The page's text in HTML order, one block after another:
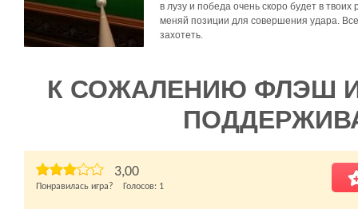
в лузу и победа очень скоро будет в
меняй позиции для совершения удара.
захотеть.
К СОЖАЛЕНИЮ ФЛЭШ
3,00
Понравилась игра? Голосов: 1